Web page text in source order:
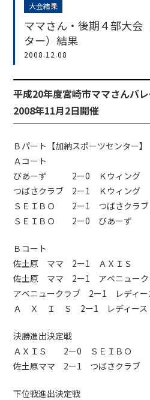
大会結果
ママさん・後期４部大会
ター）結果
2008.12.08
平成20年度宮崎市ママさんバ
2008年11月2日開催
Ｂパート【加納スポーツセンター】
Ａコート
びあーず 2ー0 Ｋウィング
つばさクラブ 2ー1 Ｋウィング
ＳＥＩＢＯ 2ー1 つばさクラブ
ＳＥＩＢＯ 2ー0 びあーず
Ｂコート
佐土原 ママ 2ー1 ＡＸＩＳ
佐土原 ママ 2ー1 アベニューク
アベニュークラブ 2ー1 レディー
Ａ Ｘ Ｉ Ｓ 2ー1 レディース
決勝進出決定戦
ＡＸＩＳ 2ー0 ＳＥＩＢＯ
佐土原ママ 2ー1 つばさクラブ
下位戦進出決定戦